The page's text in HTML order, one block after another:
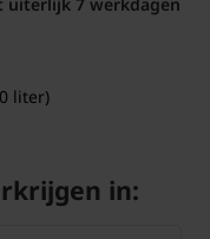
liter)
in: